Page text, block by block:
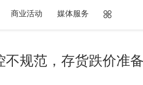
商业活动 媒体服务
不规范，存货跌价准备